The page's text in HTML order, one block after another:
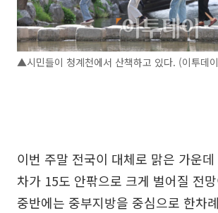
▲시민들이 청계천에서 산책하고 있다. (이투데
이번 주말 전국이 대체로 맑은 가운
차가 15도 안팎으로 크게 벌어질 전
중반에는 중부지방을 중심으로 한차